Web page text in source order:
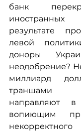
банк
результате
левой
доноры
неодобрение?
миллиард
траншами
направляют
вопиющим
некорректного